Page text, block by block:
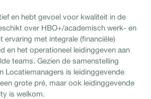
en hebt gevoel voor kwaliteit in de
over HBO+/academisch werk- en
ervaring met integrale (financiële)
en het operationeel leidinggeven aan
teams. Gezien de samenstelling
Locatiemanagers is leidinggevende
grote pré, maar ook leidinggevende
is welkom.